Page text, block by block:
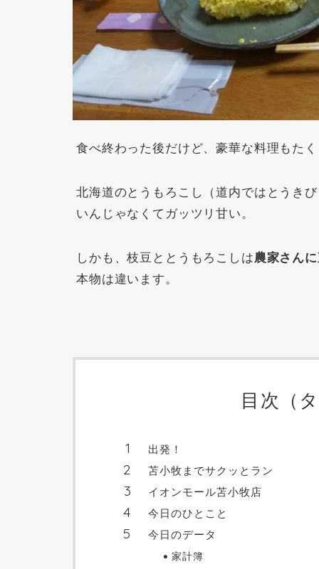
食べ終わった後だけど、豪華な料理もた
北海道のとうもろこし（道内ではとうき
いんじゃなくてガッツリ甘い。
しかも、枝豆ととうもろこしは農家さん
本物は違います。
目次（
出発！
苫小牧までサクッとラン
イオンモール苫小牧店
今日のひとこと
今日のデータ
家計簿